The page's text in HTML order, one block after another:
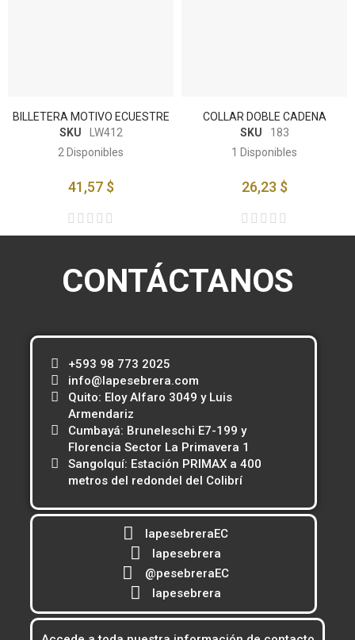
BILLETERA MOTIVO ECUESTRE
SKU
LW412
2 Disponibles
41,57 $
COLLAR DOBLE CADENA
SKU
183
1 Disponibles
26,23 $
CONTÁCTANOS
+593 98 773 2025
info@lapesebrera.com
Quito: Eloy Alfaro 3049 y Luis
Armendariz
Cumbayá: Bruneleschi E7-199 y
Florencia Sector La Primavera 1
Sangolquí: Estación PRIMAX a 400
metros del redondel del Colibrí
lapesebreraEC
lapesebrera
@pesebreraEC
lapesebrera